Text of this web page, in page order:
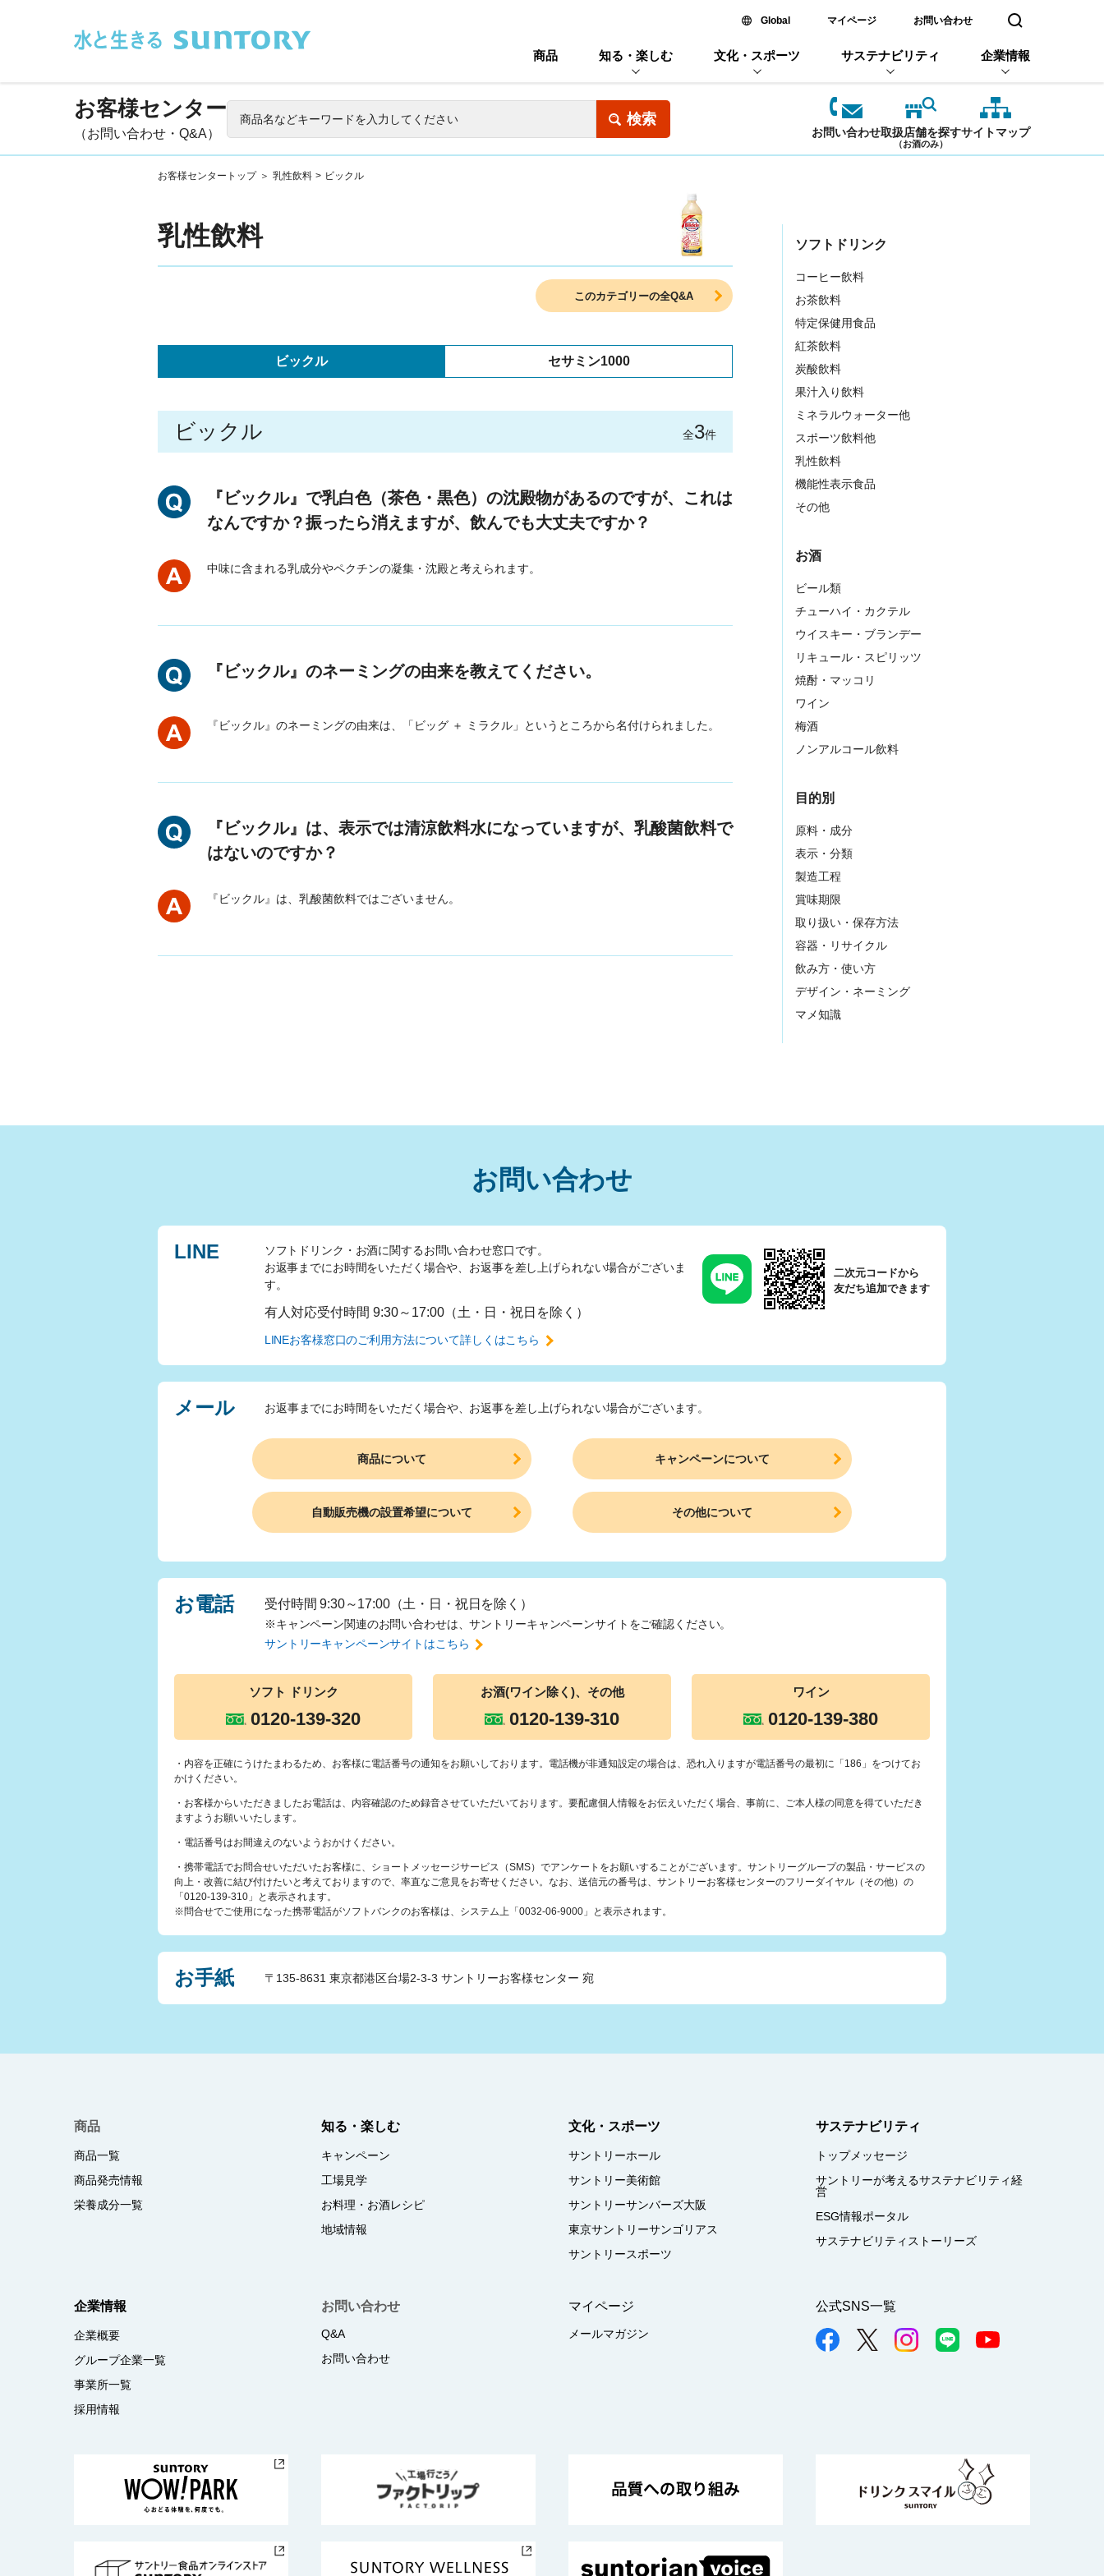
Global新しいウィンドウで開く
マイページ お問い合わせ 検索窓を開く
商品 知る・楽しむ 文化・スポーツ サステナビリティ 企業情報
お客様センター
（お問い合わせ・Q&A） お問い合わせ取扱店舗を探す
（お酒のみ）
サイトマップ
お客様センタートップ ＞ 乳性飲料 > ビックル
乳性飲料
このカテゴリーの全Q&A
ビックル セサミン1000
ビックル 全3件
『ビックル』で乳白色（茶色・黒色）の沈殿物があるのですが、これは
なんですか？振ったら消えますが、飲んでも大丈夫ですか？
中味に含まれる乳成分やペクチンの凝集・沈殿と考えられます。
『ビックル』のネーミングの由来を教えてください。
『ビックル』のネーミングの由来は、「ビッグ ＋ ミラクル」というところから名付けられました。
『ビックル』は、表示では清涼飲料水になっていますが、乳酸菌飲料で
はないのですか？
『ビックル』は、乳酸菌飲料ではございません。
ソフトドリンク
コーヒー飲料
お茶飲料
特定保健用食品
紅茶飲料
炭酸飲料
果汁入り飲料
ミネラルウォーター他
スポーツ飲料他
乳性飲料
機能性表示食品
その他
お酒
ビール類
チューハイ・カクテル
ウイスキー・ブランデー
リキュール・スピリッツ
焼酎・マッコリ
ワイン
梅酒
ノンアルコール飲料
目的別
原料・成分
表示・分類
製造工程
賞味期限
取り扱い・保存方法
容器・リサイクル
飲み方・使い方
デザイン・ネーミング
マメ知識
お問い合わせ
LINE
ソフトドリンク・お酒に関するお問い合わせ窓口です。
お返事までにお時間をいただく場合や、 お返事を差し上げられない場合がございま
す。
有人対応受付時間 9:30～17:00（土・日・祝日を除く）
LINEお客様窓口のご利用方法について詳しくはこちら
二次元コードから
友だち追加できます
メール お返事までにお時間をいただく場合や、 お返事を差し上げられない場合がございます。
商品について キャンペーンについて
自動販売機の設置希望について その他について
お電話 受付時間 9:30～17:00（土・日・祝日を除く）
※キャンペーン関連のお問い合わせは、サントリーキャンペーンサイトをご確認ください。
サントリーキャンペーンサイトはこちら
ソフト ドリンク
0120-139-320
お酒(ワイン除く)、その他
0120-139-310
ワイン
0120-139-380
・内容を正確にうけたまわるため、お客様に電話番号の通知をお願いしております。電話機が非通知設定の場合は、恐れ入りますが電話番号の最初に「186」をつけてお
かけください。
・お客様からいただきましたお電話は、内容確認のため録音させていただいております。要配慮個人情報をお伝えいただく場合、事前に、ご本人様の同意を得ていただき
ますようお願いいたします。
・電話番号はお間違えのないようおかけください。
・携帯電話でお問合せいただいたお客様に、ショートメッセージサービス（SMS）でアンケートをお願いすることがございます。サントリーグループの製品・サービスの
向上・改善に結び付けたいと考えておりますので、率直なご意見をお寄せください。なお、送信元の番号は、サントリーお客様センターのフリーダイヤル（その他）の
「0120-139-310」と表示されます。
※問合せでご使用になった携帯電話がソフトバンクのお客様は、システム上「0032-06-9000」と表示されます。
お手紙 〒135-8631 東京都港区台場2-3-3 サントリーお客様センター 宛
商品
商品一覧
商品発売情報
栄養成分一覧
知る・楽しむ
キャンペーン
工場見学
お料理・お酒レシピ
地域情報
文化・スポーツ
サントリーホール
サントリー美術館
サントリーサンバーズ大阪
東京サントリーサンゴリアス
サントリースポーツ
サステナビリティ
トップメッセージ
サントリーが考えるサステナビリティ経
営
ESG情報ポータル
サステナビリティストーリーズ
企業情報
企業概要
グループ企業一覧
事業所一覧
採用情報
お問い合わせ
Q&A
お問い合わせ
マイページ
メールマガジン
公式SNS一覧